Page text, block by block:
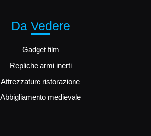
Da Vedere
Gadget film
Repliche armi inerti
Attrezzature ristorazione
Abbigliamento medievale